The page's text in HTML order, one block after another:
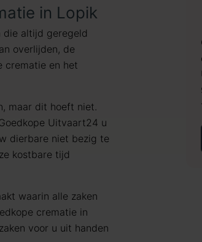
in Lopik
die altijd geregeld
overlijden, de
crematie en het
maar dit hoeft niet.
Uitvaart24 u
dierbare niet bezig te
kostbare tijd
waarin alle zaken
crematie in
voor u uit handen